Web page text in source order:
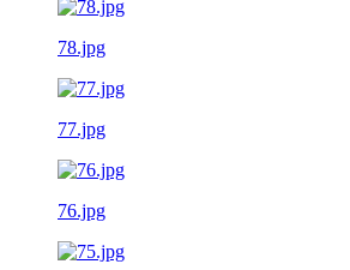
78.jpg
77.jpg
76.jpg